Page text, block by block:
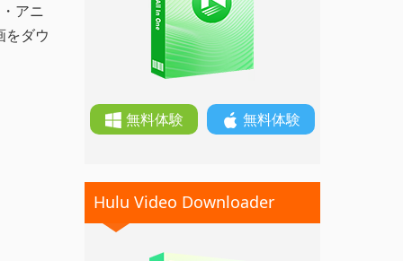
アニ
をダウ
無料体験 無料体験
Hulu Video Downloader